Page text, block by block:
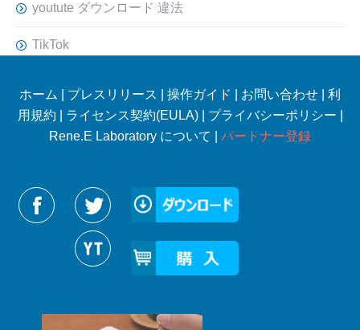
youtute ダウンロード 違法
TikTok
ホーム プレスリリース 操作ガイド お問い合わせ
利
用規約
ライセンス契約(EULA)| プライバシーポリシー
Rene.E Laboratory について | パートナー登録
Reneelabをフォローする